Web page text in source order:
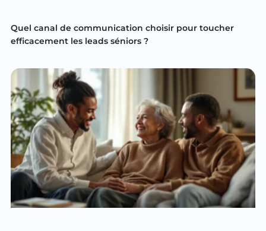
Quel canal de communication choisir pour toucher
efficacement les leads séniors ?